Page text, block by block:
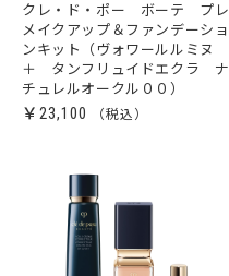
クレ・ド・ポー ボーテ プレ
メイクアップ＆ファンデーショ
ンキット（ヴォワールルミヌ
＋ タンフリュイドエクラ ナ
チュレルオークル００）
￥23,100